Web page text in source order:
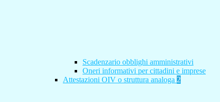
Scadenzario obblighi amministrativi
Oneri informativi per cittadini e imprese
Attestazioni OIV o struttura analoga 2